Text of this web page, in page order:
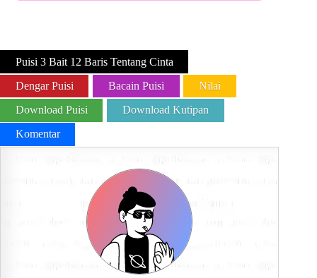
Puisi 3 Bait 12 Baris Tentang Cinta
Dengar Puisi Bacain Puisi Nilai
Download Puisi Download Kutipan
Komentar